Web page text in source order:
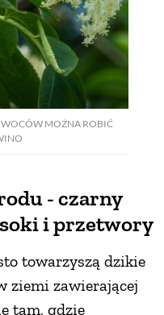
MOŻNA ROBIĆ
- czarny
soki i przetwory
towarzyszą dzikie
ziemi zawierającej
tam, gdzie